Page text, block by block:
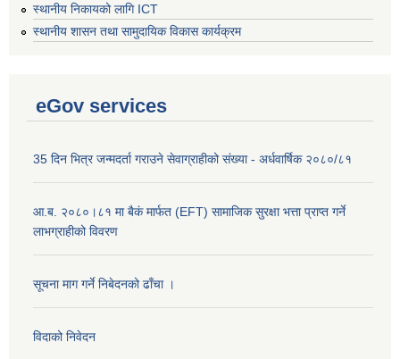
स्थानीय निकायको लागि ICT
स्थानीय शासन तथा सामुदायिक विकास कार्यक्रम
eGov services
35 दिन भित्र जन्मदर्ता गराउने सेवाग्राहीको संख्या - अर्धवार्षिक २०८०/८१
आ.ब. २०८०।८१ मा बैकं मार्फत (EFT) सामाजिक सुरक्षा भत्ता प्राप्त गर्ने
लाभग्राहीको विवरण
सूचना माग गर्ने निबेदनको ढाँचा ।
विदाको निवेदन